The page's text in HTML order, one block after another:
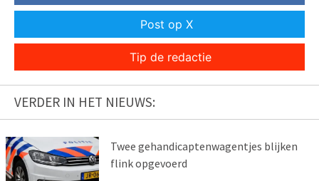
Post op X
Tip de redactie
VERDER IN HET NIEUWS:
Twee gehandicaptenwagentjes blijken
flink opgevoerd